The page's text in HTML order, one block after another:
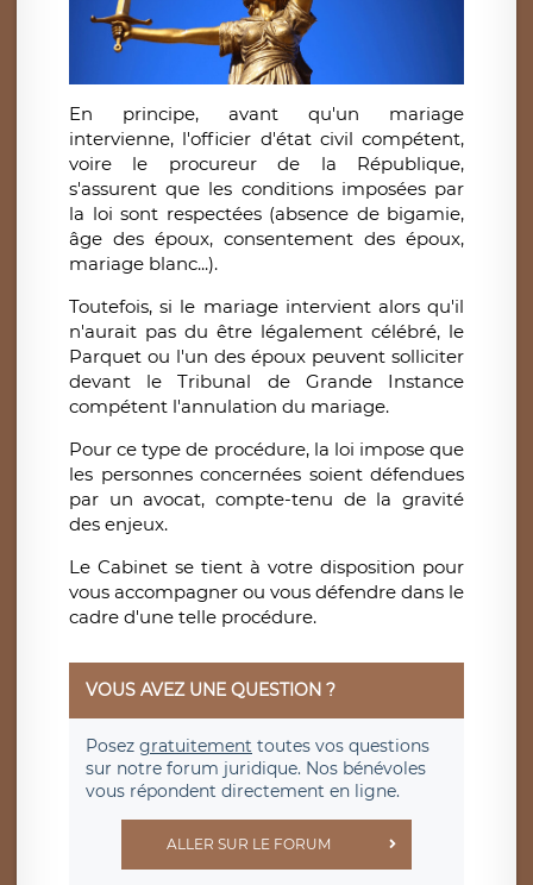
En principe, avant qu'un mariage
intervienne, l'officier d'état civil compétent,
voire le procureur de la République,
s'assurent que les conditions imposées par
la loi sont respectées (absence de bigamie,
âge des époux, consentement des époux,
mariage blanc...).
Toutefois, si le mariage intervient alors qu'il
n'aurait pas du être légalement célébré, le
Parquet ou l'un des époux peuvent solliciter
devant le Tribunal de Grande Instance
compétent l'annulation du mariage.
Pour ce type de procédure, la loi impose que
les personnes concernées soient défendues
par un avocat, compte-tenu de la gravité
des enjeux.
Le Cabinet se tient à votre disposition pour
vous accompagner ou vous défendre dans le
cadre d'une telle procédure.
VOUS AVEZ UNE QUESTION ?
Posez gratuitement toutes vos questions
sur notre forum juridique. Nos bénévoles
vous répondent directement en ligne.
ALLER SUR LE FORUM